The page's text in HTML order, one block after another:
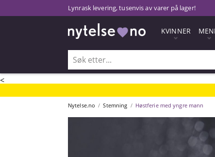
<
Lynrask levering, tusenvis av varer på lager!
KVINNER
Nytelse.no Stemning Høstferie med yngre mann